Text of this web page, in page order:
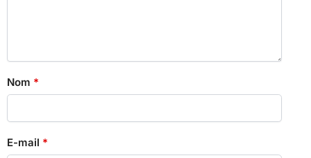
Nom *
E-mail *